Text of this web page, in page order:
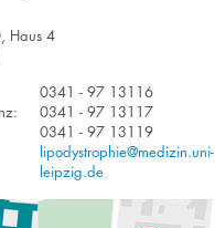
Haus 4
0341 - 97 13116
0341 - 97 13117
0341 - 97 13119
lipodystrophie@medizin.uni-
leipzig.de